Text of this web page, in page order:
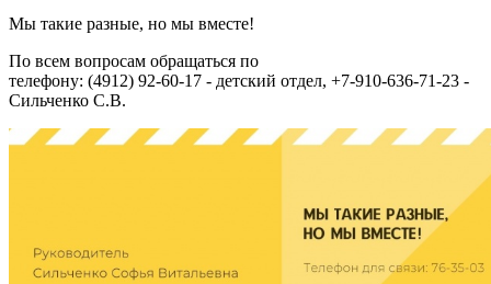
Мы такие разные, но мы вместе!
По всем вопросам обращаться по
телефону: (4912) 92-60-17 - детский отдел, +7-910-636-71-23 -
Сильченко С.В.